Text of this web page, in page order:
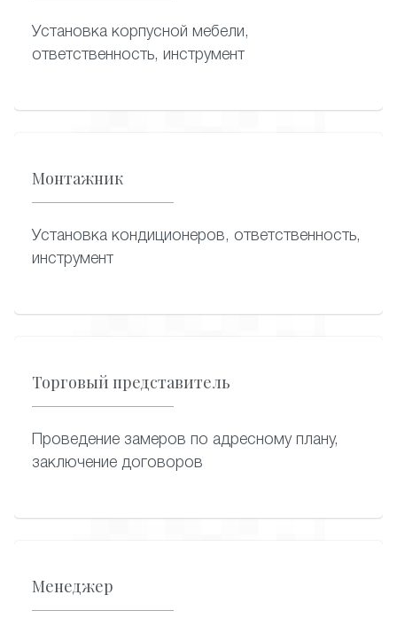
Установка корпусной мебели,
ответственность, инструмент
Монтажник
Установка кондиционеров, ответственность,
инструмент
Торговый представитель
Проведение замеров по адресному плану,
заключение договоров
Менеджер